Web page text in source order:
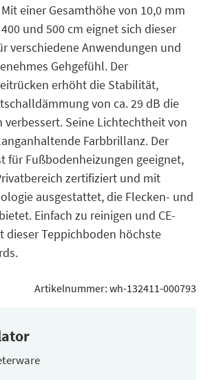
einer Gesamthöhe von 10,0 mm
und 500 cm eignet sich dieser
verschiedene Anwendungen und
Gehgefühl. Der
erhöht die Stabilität,
von ca. 29 dB die
verbessert. Seine Lichtechtheit von
Farbbrillanz. Der
für Fußbodenheizungen geeignet,
zertifiziert und mit
ausgestattet, die Flecken- und
Einfach zu reinigen und CE-
dieser Teppichboden höchste
Artikelnummer: wh-132411-000793